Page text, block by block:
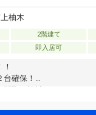
柚木
2階建て
即入居可
確保！